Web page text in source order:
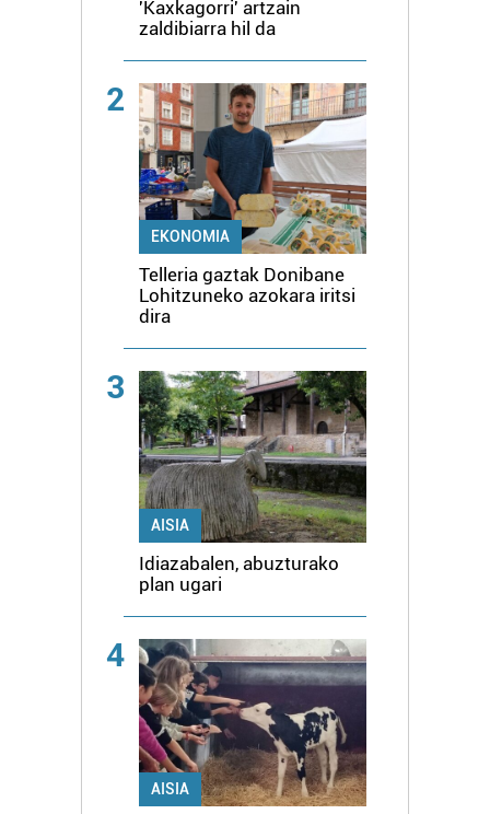
'Kaxkagorri' artzain
zaldibiarra hil da
2
EKONOMIA
Telleria gaztak Donibane
Lohitzuneko azokara iritsi
dira
3
AISIA
Idiazabalen, abuzturako
plan ugari
4
AISIA